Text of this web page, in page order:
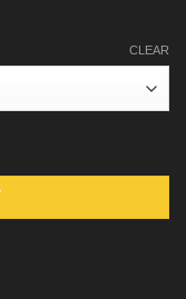
CLEAR